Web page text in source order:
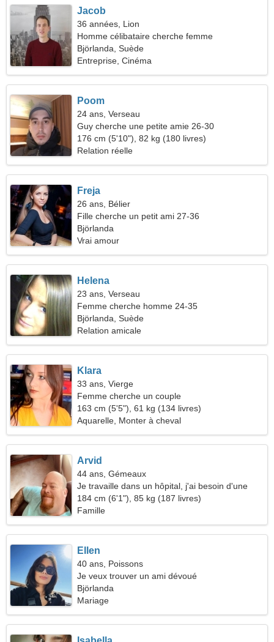
Jacob
36 années, Lion
Homme célibataire cherche femme
Björlanda, Suède
Entreprise, Cinéma
Poom
24 ans, Verseau
Guy cherche une petite amie 26-30
176 cm (5'10"), 82 kg (180 livres)
Relation réelle
Freja
26 ans, Bélier
Fille cherche un petit ami 27-36
Björlanda
Vrai amour
Helena
23 ans, Verseau
Femme cherche homme 24-35
Björlanda, Suède
Relation amicale
Klara
33 ans, Vierge
Femme cherche un couple
163 cm (5'5"), 61 kg (134 livres)
Aquarelle, Monter à cheval
Arvid
44 ans, Gémeaux
Je travaille dans un hôpital, j'ai besoin d'une
femme pleine d'esprit
184 cm (6'1"), 85 kg (187 livres)
Famille
Ellen
40 ans, Poissons
Je veux trouver un ami dévoué
Björlanda
Mariage